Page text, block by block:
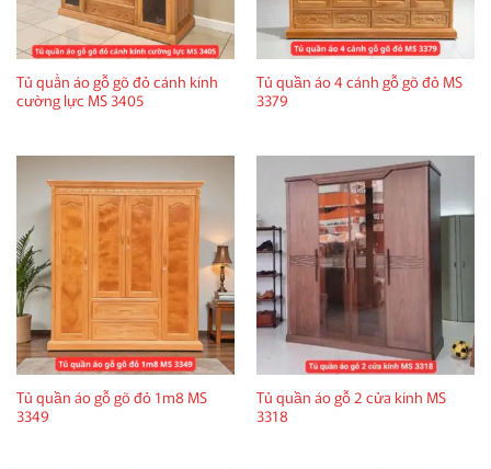
Tủ quần áo gỗ gõ đỏ cánh kính
cường lực MS 3405
Tủ quần áo 4 cánh gỗ gõ đỏ MS
3379
Tủ quần áo gỗ gõ đỏ 1m8 MS
3349
Tủ quần áo gỗ 2 cửa kính MS
3318